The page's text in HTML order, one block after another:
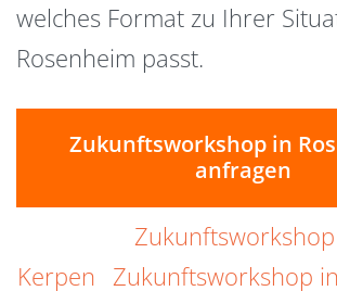
welches Format zu Ihrer
Rosenheim passt.
Zukunftsworkshop in
anfragen
Kerpen Zukunftsworkshop